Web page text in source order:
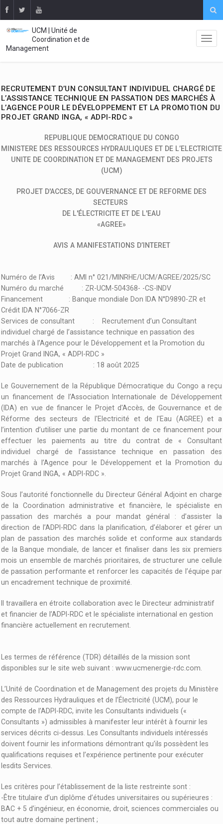
UCM | Unité de
Coordination et de
Management
RECRUTEMENT D’UN CONSULTANT INDIVIDUEL CHARGÉ DE
L’ASSISTANCE TECHNIQUE EN PASSATION DES MARCHÉS À
L’AGENCE POUR LE DÉVELOPPEMENT ET LA PROMOTION DU
PROJET GRAND INGA, « ADPI-RDC »
REPUBLIQUE DEMOCRATIQUE DU CONGO
MINISTERE DES RESSOURCES HYDRAULIQUES ET DE L’ELECTRICITE
UNITE DE COORDINATION ET DE MANAGEMENT DES PROJETS
(UCM)
PROJET D'ACCES, DE GOUVERNANCE ET DE REFORME DES
SECTEURS
DE L'ÉLECTRICITE ET DE L'EAU
«AGREE»
AVIS A MANIFESTATIONS D’INTERET
Numéro de l’Avis : AMI n° 021/MINRHE/UCM/AGREE/2025/SC
Numéro du marché : ZR-UCM-504368- -CS-INDV
Financement : Banque mondiale Don IDA N°D9890-ZR et
Crédit IDA N°7066-ZR
Services de consultant : Recrutement d’un Consultant
individuel chargé de l’assistance technique en passation des
marchés à l’Agence pour le Développement et la Promotion du
Projet Grand INGA, « ADPI-RDC »
Date de publication : 18 août 2025
Le Gouvernement de la République Démocratique du Congo a reçu
un financement de l’Association Internationale de Développement
(IDA) en vue de financer le Projet d'Accès, de Gouvernance et de
Réforme des secteurs de l'Electricité et de l'Eau (AGREE) et a
l’intention d’utiliser une partie du montant de ce financement pour
effectuer les paiements au titre du contrat de « Consultant
individuel chargé de l’assistance technique en passation des
marchés à l’Agence pour le Développement et la Promotion du
Projet Grand INGA, « ADPI-RDC ».
Sous l’autorité fonctionnelle du Directeur Général Adjoint en charge
de la Coordination administrative et financière, le spécialiste en
passation des marchés a pour mandat général : d’assister la
direction de l’ADPI-RDC dans la planification, d’élaborer et gérer un
plan de passation des marchés solide et conforme aux standards
de la Banque mondiale, de lancer et finaliser dans les six premiers
mois un ensemble de marchés prioritaires, de structurer une cellule
de passation performante et renforcer les capacités de l’équipe par
un encadrement technique de proximité.
Il travaillera en étroite collaboration avec le Directeur administratif
et financier de l’ADPI-RDC et le spécialiste international en gestion
financière actuellement en recrutement.
Les termes de référence (TDR) détaillés de la mission sont
disponibles sur le site web suivant : www.ucmenergie-rdc.com.
L’Unité de Coordination et de Management des projets du Ministère
des Ressources Hydrauliques et de l’Électricité (UCM), pour le
compte de l’ADPI-RDC, invite les Consultants individuels («
Consultants ») admissibles à manifester leur intérêt à fournir les
services décrits ci-dessus. Les Consultants individuels intéressés
doivent fournir les informations démontrant qu’ils possèdent les
qualifications requises et l’expérience pertinente pour exécuter
lesdits Services.
Les critères pour l’établissement de la liste restreinte sont :
-Être titulaire d’un diplôme d’études universitaires ou supérieures :
BAC + 5 d’ingénieur, en économie, droit, sciences commerciales ou
tout autre domaine pertinent ;